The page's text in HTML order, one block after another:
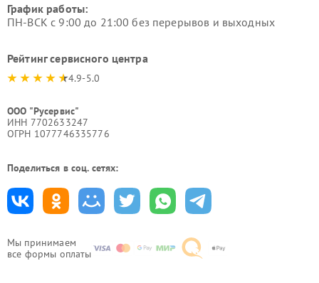
Мы принимаем
все формы оплаты
График работы:
ПН-ВСК с 9:00 до 21:00 без перерывов и выходных
Рейтинг сервисного центра
4.9-5.0
ООО "Русервис"
ИНН 7702633247
ОГРН 1077746335776
Поделиться в соц. сетях: